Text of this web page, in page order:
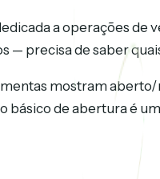
a operações
— precisa de saber
mostram
de abertura é